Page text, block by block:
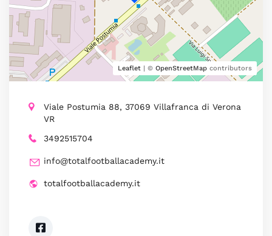
Leaflet | © OpenStreetMap contributors
Viale Postumia 88, 37069 Villafranca di Verona
VR
3492515704
info@totalfootballacademy.it
totalfootballacademy.it